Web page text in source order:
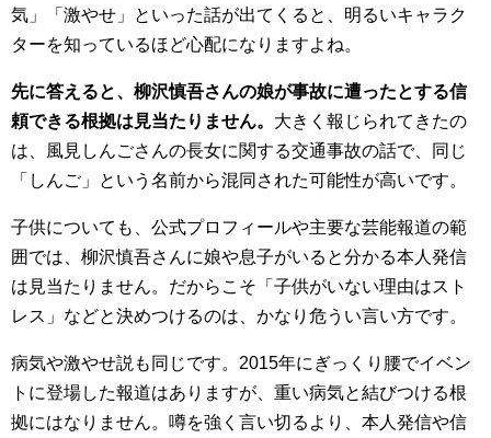
気」「激やせ」といった話が出てくると、明るいキャラク
ターを知っているほど心配になりますよね。
先に答えると、柳沢慎吾さんの娘が事故に遭ったとする信
頼できる根拠は見当たりません。 大きく報じられてきたの
は、風見しんごさんの長女に関する交通事故の話で、同じ
「しんご」という名前から混同された可能性が高いです。
子供についても、公式プロフィールや主要な芸能報道の範
囲では、柳沢慎吾さんに娘や息子がいると分かる本人発信
は見当たりません。だからこそ「子供がいない理由はスト
レス」などと決めつけるのは、かなり危うい言い方です。
病気や激やせ説も同じです。2015年にぎっくり腰でイベン
トに登場した報道はありますが、重い病気と結びつける根
拠にはなりません。噂を強く言い切るより、本人発信や信